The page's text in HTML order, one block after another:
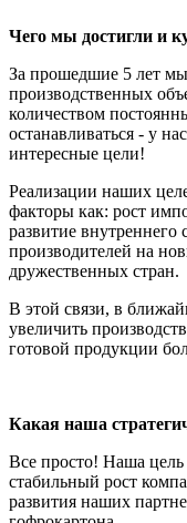
Чего мы достигли и
За прошедшие 5 лет
производственных
количеством
останавливаться - у
интересные цели!
Реализации наших
факторы как: рост
развитие внутреннего
производителей на
дружественных стран.
В этой связи, в
увеличить
готовой продукции
Какая наша
Все просто! Наша цель
стабильный рост
развития наших